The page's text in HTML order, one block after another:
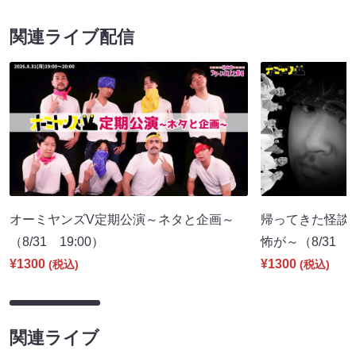
関連ライブ配信
オーミヤンズV定期公演～ネタと企画～
（8/31 19:00）
¥1300 (税込)
帰ってきた怪談
怖が～（8/31
¥1300 (税込)
関連ライブ